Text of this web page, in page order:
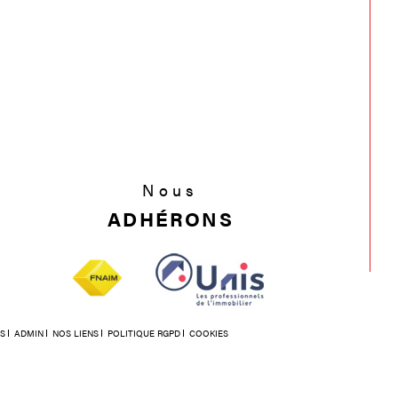
Nous
ADHÉRONS
ADMIN NOS LIENS POLITIQUE RGPD COOKIES